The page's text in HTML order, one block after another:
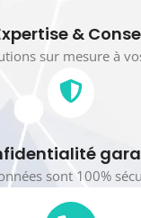
&
sur mesure à
sont 100%